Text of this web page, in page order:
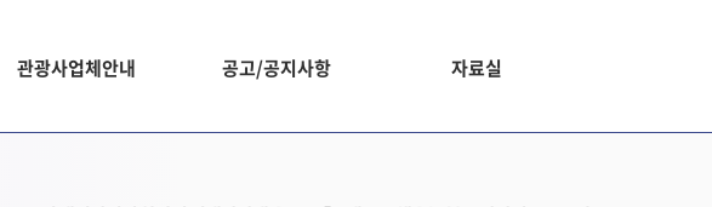
관광사업체안내 공고/공지사항 자료실